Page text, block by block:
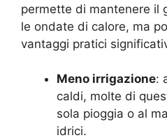
permette di mantenere il
le ondate di calore, ma
vantaggi pratici
Meno irrigazione:
caldi, molte di
sola pioggia o al
idrici.